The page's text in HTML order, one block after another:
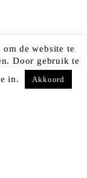
de website te
Door gebruik te
in.
Akkoord